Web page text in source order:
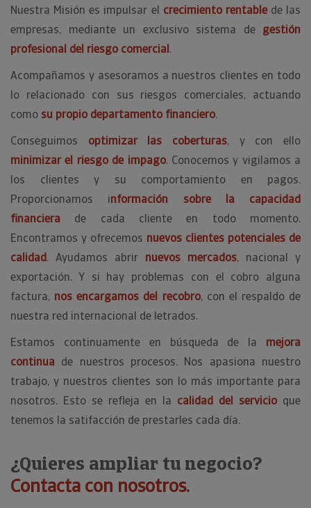
Nuestra Misión es impulsar el crecimiento rentablede las
empresas, mediante un exclusivo sistema de gestión
profesional del riesgo comercial.
Acompañamos y asesoramos a nuestros clientes en todo
lo relacionado con sus riesgos comerciales, actuando
como su propio departamento financiero.
Conseguimos optimizar las coberturas, y con ello
minimizar el riesgo de impago. Conocemos y vigilamos a
los clientes y su comportamiento en pagos.
Proporcionamos información sobre la capacidad
financiera de cada cliente en todo momento.
Encontramos y ofrecemos nuevos clientes potenciales de
calidad. Ayudamos abrir nuevos mercados, nacional y
exportación. Y si hay problemas con el cobro alguna
factura, nos encargamos del recobro, con el respaldo de
nuestra red internacional de letrados.
Estamos continuamente en búsqueda de la mejora
continua de nuestros procesos. Nos apasiona nuestro
trabajo, y nuestros clientes son lo más importante para
nosotros. Esto se refleja en la calidad del servicio que
tenemos la satifacción de prestarles cada día.
¿Quieres ampliar tu negocio?
Contacta con nosotros.